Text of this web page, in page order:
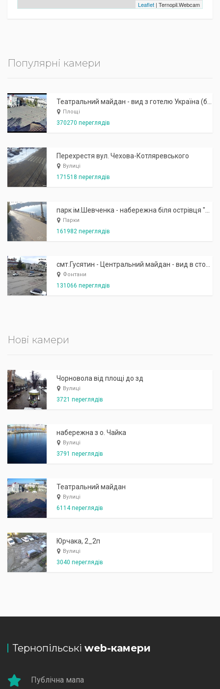
Leaflet | Ternopil.Webcam
Популярні камери
Площі
370270 переглядів
Перехрестя вул. Чехова-Котляревського
Вулиці
171518 переглядів
Парки
161982 переглядів
Фонтани
131066 переглядів
Нові камери
Чорновола від площі до зд
Вулиці
3721 переглядів
набережна з о. Чайка
Вулиці
3791 переглядів
Театральний майдан
Вулиці
6114 переглядів
Юрчака, 2_2п
Вулиці
3040 переглядів
Тернопільські web-камери
Публічна мапа